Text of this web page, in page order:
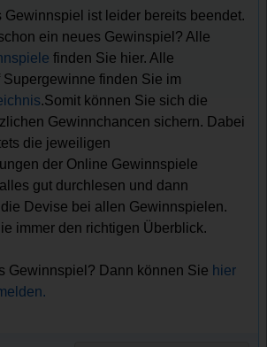
Gewinnspiel ist leider bereits beendet.
ein neues Gewinspiel? Alle
finden Sie hier. Alle
finden Sie im
.Somit können Sie sich die
Gewinnchancen sichern. Dabei
die jeweiligen
der Online Gewinnspiele
gut durchlesen und dann
Devise bei allen Gewinnspielen.
immer den richtigen Überblick.
Gewinnspiel? Dann können Sie hier